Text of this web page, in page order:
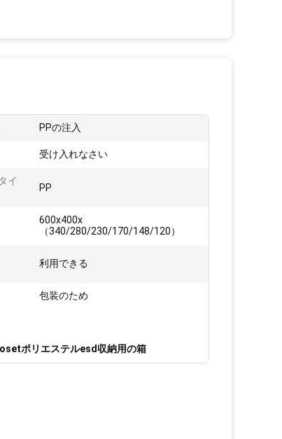
PPの注入
受け入れなさい
イ
PP
600x400x
（340/280/230/170/148/120）
利用できる
包装のため
ポリエステルesd収納用の箱